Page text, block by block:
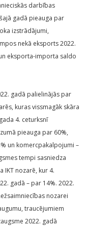
darbības
gadā pieauga par
izstrādājumi,
nekā eksports 2022.
eksporta-importa saldo
gadā palielinājās par
kuras vissmagāk skāra
4. ceturksnī
pieauga par 60%,
un komercpakalpojumi –
tempi sasniedza
IKT nozarē, kur 4.
gadā – par 14%. 2022.
nozarei
traucējumiem
2022. gadā